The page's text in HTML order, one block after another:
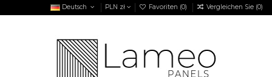
Deutsch PLN zł Favoriten (0) Vergleichen Sie (0)